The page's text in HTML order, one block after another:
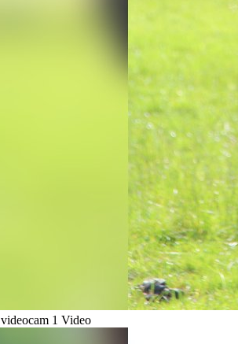
videocam 1 Video